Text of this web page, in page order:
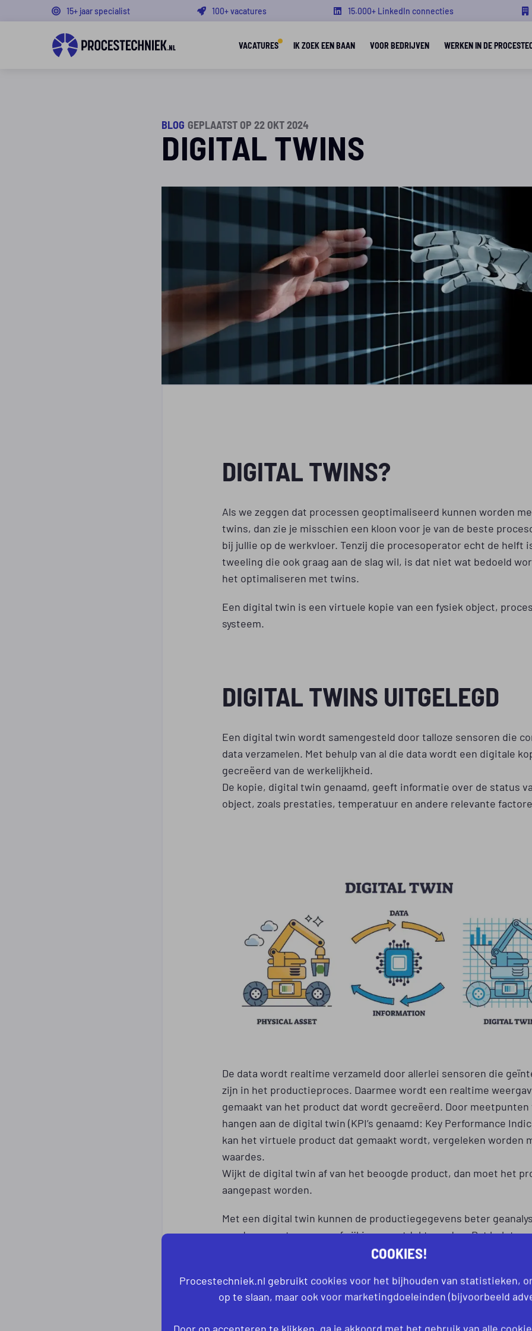
15+ jaar specialist 100+ vacatures 15.000+ LinkedIn connecties
VACATURES IK ZOEK EEN BAAN VOOR BEDRIJVEN WERKEN IN DE
BLOG GEPLAATST OP 22 OKT 2024
DIGITAL TWINS
DIGITAL TWINS?
Als we zeggen dat processen geoptimaliseerd kunnen worden
twins, dan zie je misschien een kloon voor je van de beste
bij jullie op de werkvloer. Tenzij die procesoperator echt de helft
tweeling die ook graag aan de slag wil, is dat niet wat bedoeld
het optimaliseren met twins.
Een digital twin is een virtuele kopie van een fysiek object,
systeem.
DIGITAL TWINS UITGELEGD
Een digital twin wordt samengesteld door talloze sensoren die
data verzamelen. Met behulp van al die data wordt een digitale
gecreëerd van de werkelijkheid.
De kopie, digital twin genaamd, geeft informatie over de status
object, zoals prestaties, temperatuur en andere relevante
De data wordt realtime verzameld door allerlei sensoren die
zijn in het productieproces. Daarmee wordt een realtime
gemaakt van het product dat wordt gecreëerd. Door
hangen aan de digital twin (KPI’s genaamd: Key Performance
kan het virtuele product dat gemaakt wordt, vergeleken worden
waardes.
Wijkt de digital twin af van het beoogde product, dan moet het
aangepast worden.
Met een digital twin kunnen de productiegegevens beter
worden en patronen en afwijkingen ontdekt worden. Dat helpt om
vroegtijdig afwijkingen in de productie te signaleren en te
Het genereren van digital twins helpt bijvoorbeeld bij de realtime
COOKIES!
Procestechniek.nl gebruikt cookies voor het bijhouden van statistieken,
op te slaan, maar ook voor marketingdoeleinden (bijvoorbeeld
Door op accepteren te klikken, ga je akkoord met het gebruik van alle